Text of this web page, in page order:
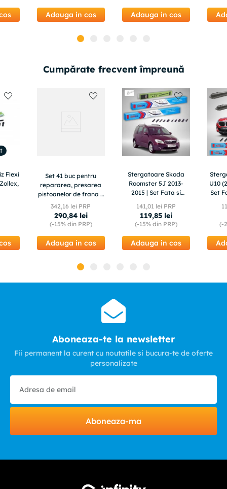
Adauga in cos Adauga in cos
Cumpărate frecvent împreună
Flexi
Set 41 buc pentru
repararea, presarea
pistoanelor de frana +
valiza, TA1374
342,16 lei PRP
290,84 lei
(-15%din PRP)
Adauga in cos
Stergatoare Skoda
Roomster 5J 2013-
2015 | Set Fata si
141,01lei PRP
119,85 lei
(-15%din PRP)
Adauga in cos
U10
Set
(-
Aboneaza-te la newsletter
Fii permanent la curent cu noutatile si bucura-te de oferte
personalizate
Aboneaza-ma